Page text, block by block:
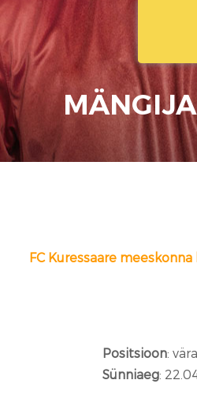
FC Kuressaare meeskonna
Positsioon:
Sünniaeg: